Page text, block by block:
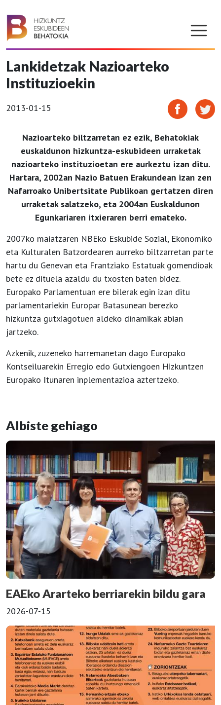
Lankidetzak Nazioarteko
Instituzioekin
2013-01-15
Nazioarteko biltzarretan ez ezik, Behatokiak
euskaldunon hizkuntza-eskubideen urraketak
nazioarteko instituzioetan ere aurkeztu izan ditu.
Hartara, 2002an Nazio Batuen Erakundean izan zen
Nafarroako Unibertsitate Publikoan gertatzen diren
urraketak salatzeko, eta 2004an Euskaldunon
Egunkariaren itxieraren berri emateko.
2007ko maiatzaren NBEko Eskubide Sozial, Ekonomiko
eta Kulturalen Batzordearen aurreko biltzarretan parte
hartu du Genevan eta Frantziako Estatuak gomendioak
bete ez dituela azaldu du txosten baten bidez.
Europako Parlamentuan ere bilerak egin izan ditu
parlamentariekin Europar Batasunean berezko
hizkuntza gutxiagotuen aldeko dinamikak abian
jartzeko.
Azkenik, zuzeneko harremanetan dago Europako
Kontseiluarekin Erregio edo Gutxiengoen Hizkuntzen
Europako Itunaren inplementazioa aztertzeko.
Albiste gehiago
EAEko Ararteko berriarekin bildu gara
2026-07-15